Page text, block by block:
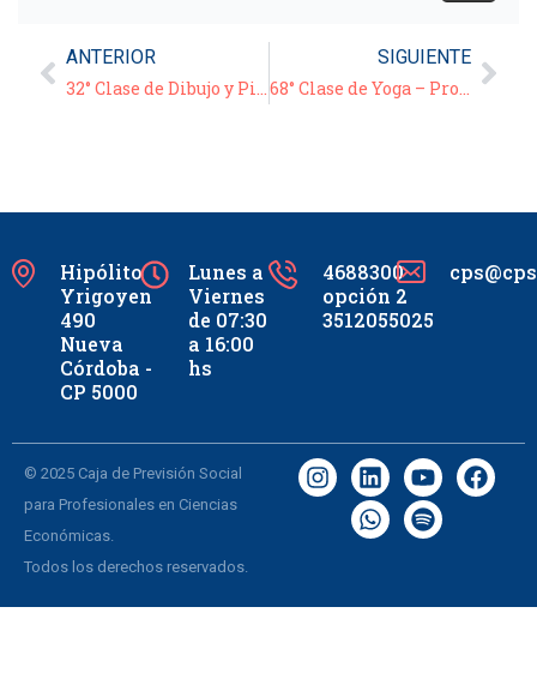
ANTERIOR
32° Clase de Dibujo y Pintura – 02/12/20
SIGUIENTE
68° Clase de Yoga – Prof. Ricardo Pagés – 03/12/20
Hipólito
Yrigoyen
490
Nueva
Córdoba -
CP 5000
Lunes a
Viernes
de 07:30
a 16:00
hs
4688300
opción 2
3512055025
© 2025 Caja de Previsión Social
para Profesionales en Ciencias
Económicas.
Todos los derechos reservados.